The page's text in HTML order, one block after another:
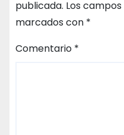
publicada. Los
marcados con *
Comentario *